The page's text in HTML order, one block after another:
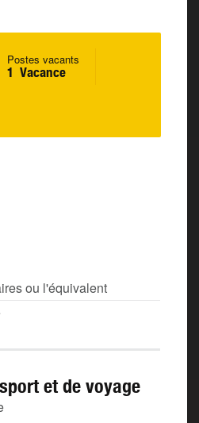
Postes vacants
1 Vacance
ou l'équivalent
et de voyage